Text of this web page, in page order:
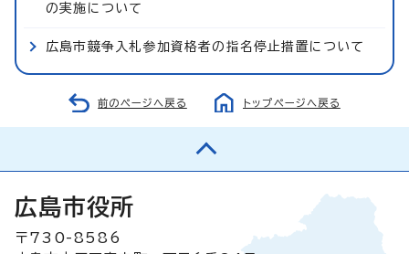
の実施について
広島市競争入札参加資格者の指名停止措置について
前のページへ戻る トップページへ戻る
広島市役所
〒730-8586